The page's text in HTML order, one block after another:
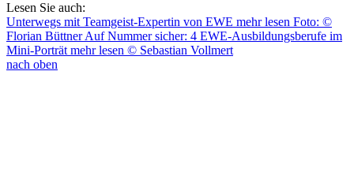
Lesen Sie auch:
Unterwegs mit Teamgeist-Expertin von EWE mehr lesen Foto: ©
Florian Büttner Auf Nummer sicher: 4 EWE-Ausbildungsberufe im
Mini-Porträt mehr lesen © Sebastian Vollmert
nach oben